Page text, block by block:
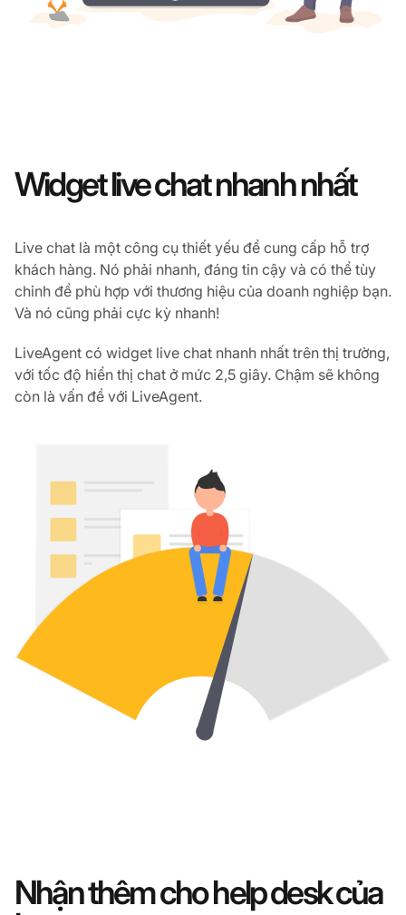
Widget live chat nhanh nhất
Live chat là một công cụ thiết yếu để cung cấp hỗ trợ
khách hàng. Nó phải nhanh, đáng tin cậy và có thể tùy
chỉnh để phù hợp với thương hiệu của doanh nghiệp bạn.
Và nó cũng phải cực kỳ nhanh!
LiveAgent có widget live chat nhanh nhất trên thị trường,
với tốc độ hiển thị chat ở mức 2,5 giây. Chậm sẽ không
còn là vấn đề với LiveAgent.
Nhận thêm cho help desk của